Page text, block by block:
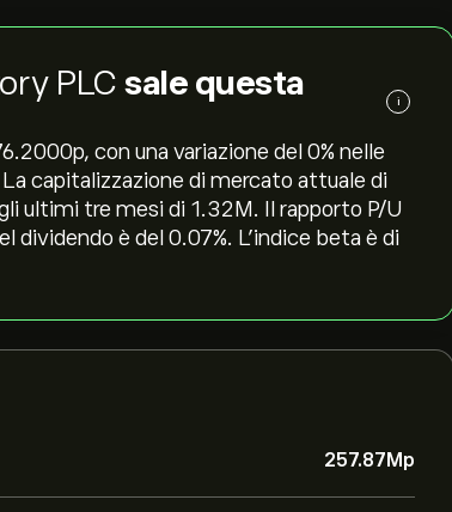
PLC sale questa
i
con una variazione del ‎0‎% nelle
capitalizzazione di mercato attuale di
ultimi tre mesi di 1.32M. Il rapporto P/U
dividendo è del 0.07%. L'indice beta è di
257.87M‎p‎